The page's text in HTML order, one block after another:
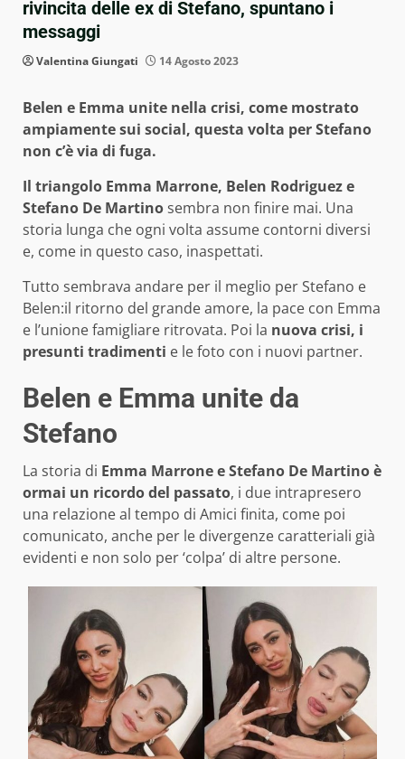
rivincita delle ex di Stefano, spuntano i
messaggi
Valentina Giungati 14 Agosto 2023
Belen e Emma unite nella crisi, come mostrato
ampiamente sui social, questa volta per Stefano
non c’è via di fuga.
Il triangolo Emma Marrone, Belen Rodriguez e
Stefano De Martinosembra non finire mai. Una
storia lunga che ogni volta assume contorni diversi
e, come in questo caso, inaspettati.
Tutto sembrava andare per il meglio per Stefano e
Belen:il ritorno del grande amore, la pace con Emma
e l’unione famigliare ritrovata. Poi la nuova crisi, i
presunti tradimenti e le foto con i nuovi partner.
Belen e Emma unite da
Stefano
La storia di Emma Marrone e Stefano De Martino è
ormai un ricordo del passato, i due intrapresero
una relazione al tempo di Amici finita, come poi
comunicato, anche per le divergenze caratteriali già
evidenti e non solo per ‘colpa’ di altre persone.